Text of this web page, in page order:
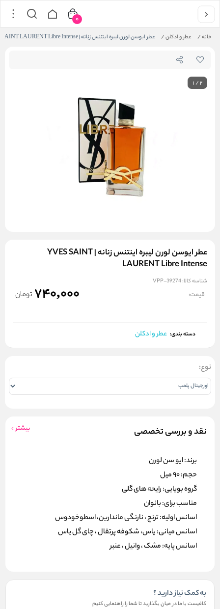
خانه/ عطر و ادکلن/ عطر ایوسن لورن لیبره اینتنس زنانه | YVES SAINT LAURENT Libre Intense
0
1/2
عطر ایوسن لورن لیبره اینتنس زنانه | YVES SAINT
LAURENT Libre Intense
شناسه کالا:VPP-39274
قیمت: 740,000 تومان
دسته بندی: عطر و ادکلن
نقد و بررسی تخصصی بیشتر
برند: ایو سن لورن
حجم: 90 میل
گروه بویایی: رایحه های گلی
مناسب برای: بانوان
اسانس اولیه: ترنج ، نارنگی ماندارین، اسطوخودوس
اسانس میانی: یاس، شکوفه پرتقال ، چای گل یاس
اسانس پایه: مشک ، وانیل ، عنبر
به کمک نیاز دارید ؟
کافیست با ما در میان بگذارید تا شما را راهنمایی کنیم
نوع: